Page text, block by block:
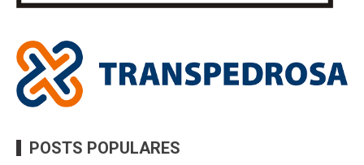
POSTS POPULARES